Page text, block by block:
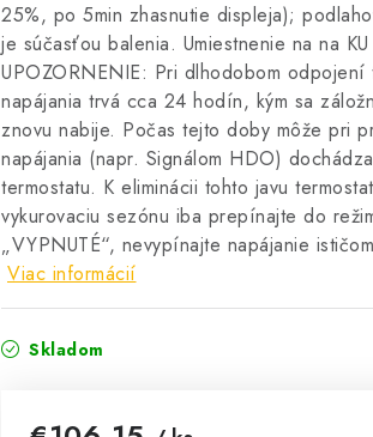
25%, po 5min zhasnutie displeja);
je súčasťou balenia. Umiestnenie na na
UPOZORNENIE: Pri dlhodobom odpojení
napájania trvá cca 24 hodín, kým sa
znovu nabije. Počas tejto doby môže pri
napájania (napr. Signálom HDO)
termostatu. K eliminácii tohto javu
vykurovaciu sezónu iba prepínajte do
„VYPNUTÉ“, nevypínajte napájanie
Viac informácií
Skladom